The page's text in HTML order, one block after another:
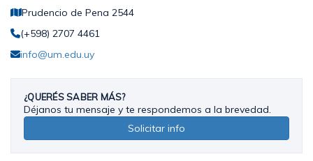
Prudencio de Pena 2544
(+598) 2707 4461
info@um.edu.uy
¿QUERÉS SABER MÁS?
Déjanos tu mensaje y te respondemos a la brevedad.
Solicitar info